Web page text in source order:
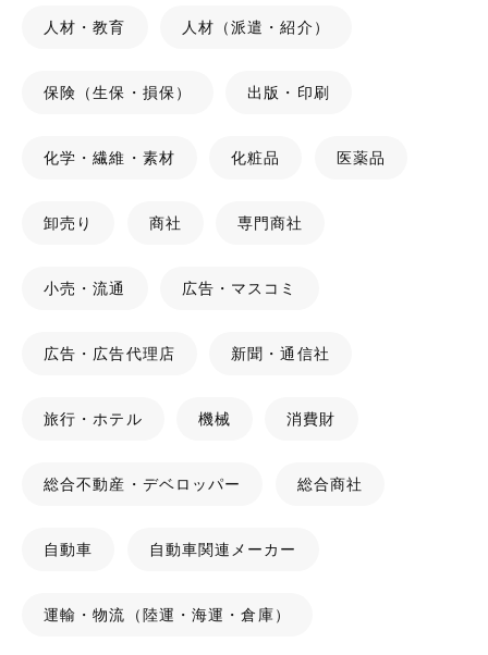
人材・教育 人材（派遣・紹介）
保険（生保・損保） 出版・印刷
化学・繊維・素材 化粧品 医薬品
卸売り 商社 専門商社
小売・流通 広告・マスコミ
広告・広告代理店 新聞・通信社
旅行・ホテル 機械 消費財
総合不動産・デベロッパー 総合商社
自動車 自動車関連メーカー
運輸・物流（陸運・海運・倉庫）